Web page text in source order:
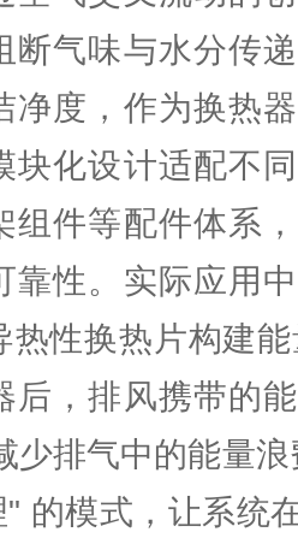
断气味与水分传
净度，作为换热
块化设计适配不
组件等配件体系
靠性。实际应用
热性换热片构建
后，排风携带的
少排气中的能量
的模式，让系统